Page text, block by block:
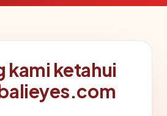
kami ketahui